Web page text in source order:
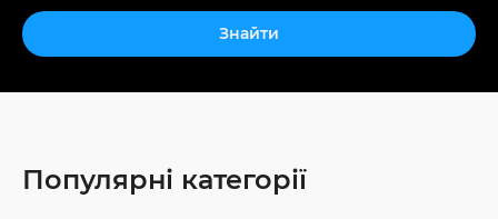
Знайти
Популярні категорії